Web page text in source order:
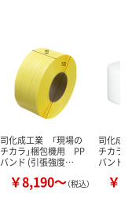
司化成工業 「現場の
チカラ」梱包機用 PP
バンド (引張強度…
￥8,190～（税込）
司化成
チカラ
バンド(
￥